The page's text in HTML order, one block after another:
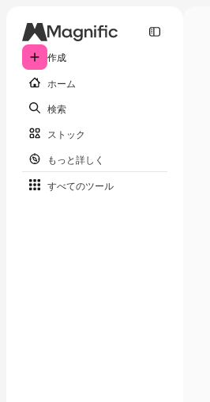
作成
ホーム
検索
ストック
もっと詳しく
すべてのツール